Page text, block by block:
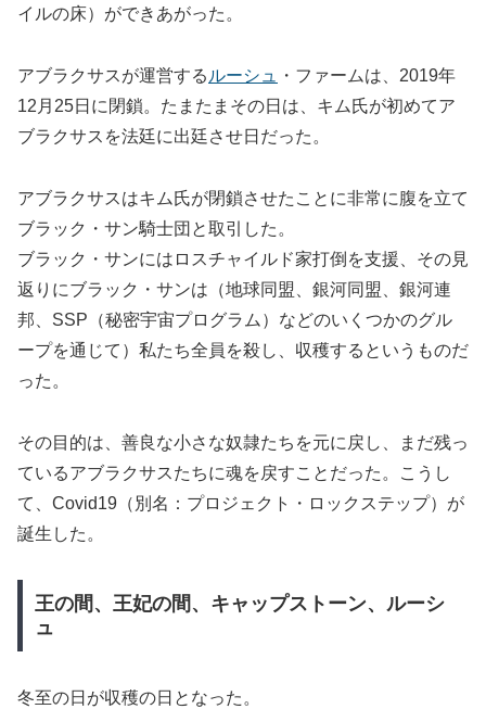
イルの床）ができあがった。
アブラクサスが運営する ルーシュ
・ファームは、2019年
12月25日に閉鎖。たまたまその日は、キム氏が初めてア
ブラクサスを法廷に出廷させ日だった。
アブラクサスはキム氏が閉鎖させたことに非常に腹を立て
ブラック・サン騎士団と取引した。
ブラック・サンにはロスチャイルド家打倒を支援、その見
返りにブラック・サンは（地球同盟、銀河同盟、銀河連
邦、SSP（秘密宇宙プログラム）などのいくつかのグル
ープを通じて）私たち全員を殺し、収穫するというものだ
った。
その目的は、善良な小さな奴隷たちを元に戻し、まだ残っ
ているアブラクサスたちに魂を戻すことだった。こうし
て、Covid19（別名：プロジェクト・ロックステップ）が
誕生した。
王の間、王妃の間、キャップストーン、ルーシ
ュ
冬至の日が収穫の日となった。